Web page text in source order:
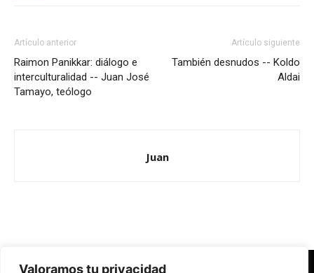
Valoramos tu privacidad
Artículo anterior
Raimon Panikkar: diálogo e
interculturalidad -- Juan José
Tamayo, teólogo
Artículo siguiente
También desnudos -- Koldo
Aldai
Juan